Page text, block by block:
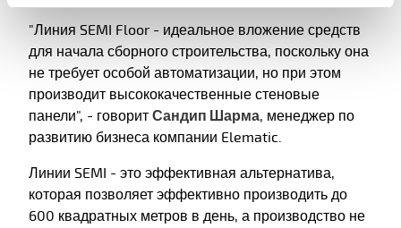
"Линия SEMI Floor - идеальное вложение средств
для начала сборного строительства, поскольку она
не требует особой автоматизации, но при этом
производит высококачественные стеновые
панели", - говорит Сандип Шарма, менеджер по
развитию бизнеса компании Elematic.
Линии SEMI - это эффективная альтернатива,
которая позволяет эффективно производить до
600 квадратных метров в день, а производство не